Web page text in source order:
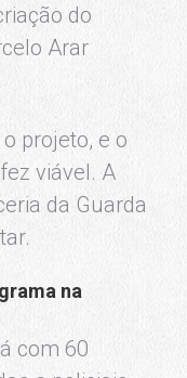
do
Arar
projeto, e o
viável. A
da Guarda
na
com 60